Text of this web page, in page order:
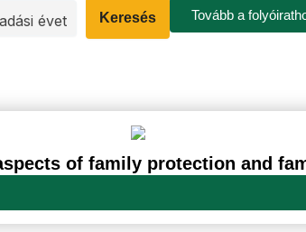
Keresés Tovább a
of family protection and